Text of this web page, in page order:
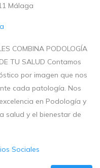
Málaga
COMBINA PODOLOGÍA
TU SALUD Contamos
por imagen que nos
cada patología. Nos
en Podología y
salud y el bienestar de
Sociales